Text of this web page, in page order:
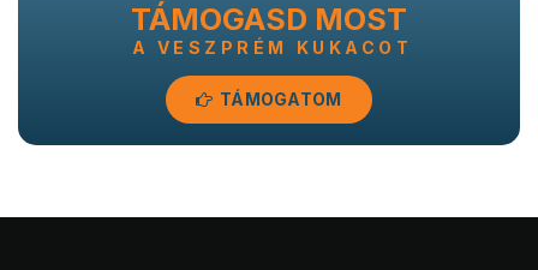
TÁMOGASD MOST
A VESZPRÉM KUKACOT
TÁMOGATOM